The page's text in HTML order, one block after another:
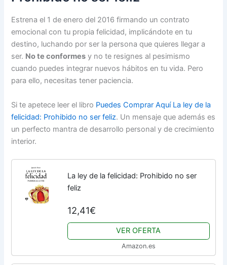
Estrena el 1 de enero del 2016 firmando un contrato
emocional con tu propia felicidad, implicándote en tu
destino, luchando por ser la persona que quieres llegar a
ser. No te conformes y no te resignes al pesimismo
cuando puedes integrar nuevos hábitos en tu vida. Pero
para ello, necesitas tener paciencia.
Si te apetece leer el libro Puedes Comprar Aquí La ley de la
felicidad: Prohibido no ser feliz. Un mensaje que además es
un perfecto mantra de desarrollo personal y de crecimiento
interior.
La ley de la felicidad: Prohibido no ser
feliz
12,41€
VER OFERTA
Amazon.es